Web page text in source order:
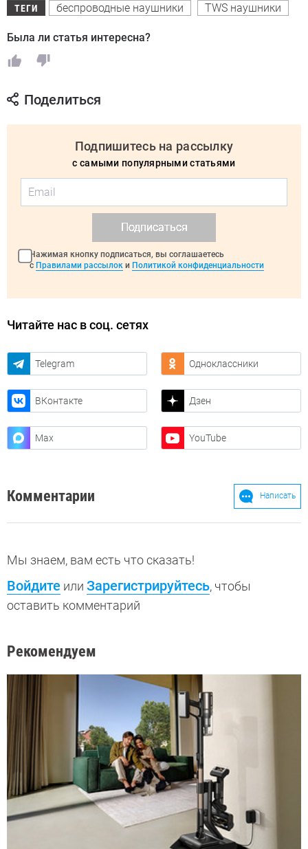
ТЕГИ беспроводные наушники TWS наушники
Была ли статья интересна?
Поделиться
Подпишитесь на рассылку
с самыми популярными статьями
Подписаться
Нажимая кнопку подписаться, вы соглашаетесь
с Правилами рассылок и Политикой конфиденциальности
Читайте нас в соц. сетях
Telegram Одноклассники
ВКонтакте Дзен
Max YouTube
Комментарии Написать
Мы знаем, вам есть что сказать!
Войдите или Зарегистрируйтесь, чтобы
оставить комментарий
Рекомендуем